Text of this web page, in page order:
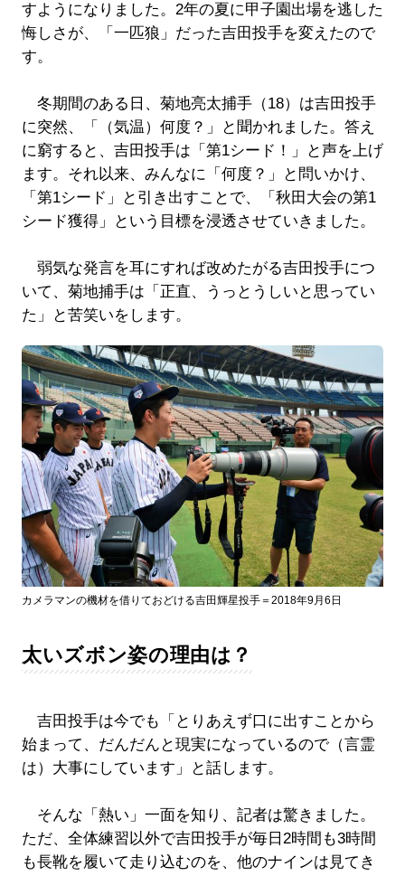
すようになりました。2年の夏に甲子園出場を逃した
悔しさが、「一匹狼」だった吉田投手を変えたので
す。
冬期間のある日、菊地亮太捕手（18）は吉田投手
に突然、「（気温）何度？」と聞かれました。答え
に窮すると、吉田投手は「第1シード！」と声を上げ
ます。それ以来、みんなに「何度？」と問いかけ、
「第1シード」と引き出すことで、「秋田大会の第1
シード獲得」という目標を浸透させていきました。
弱気な発言を耳にすれば改めたがる吉田投手につ
いて、菊地捕手は「正直、うっとうしいと思ってい
た」と苦笑いをします。
カメラマンの機材を借りておどける吉田輝星投手＝2018年9月6日
太いズボン姿の理由は？
吉田投手は今でも「とりあえず口に出すことから
始まって、だんだんと現実になっているので（言霊
は）大事にしています」と話します。
そんな「熱い」一面を知り、記者は驚きました。
ただ、全体練習以外で吉田投手が毎日2時間も3時間
も長靴を履いて走り込むのを、他のナインは見てき